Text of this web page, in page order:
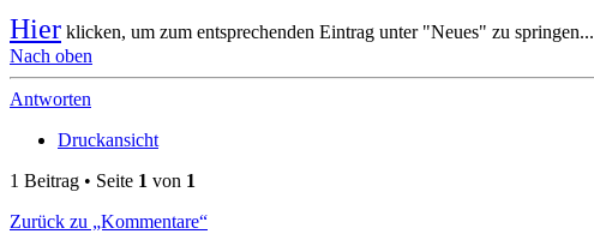
Hier klicken, um zum entsprechenden Eintrag unter "Neues" zu springen...
Nach oben
Antworten
Druckansicht
1 Beitrag • Seite 1 von 1
Zurück zu „Kommentare“